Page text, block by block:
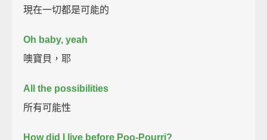
現在一切都是可能的
Oh baby, yeah
噢寶貝，耶
All the possibilities
所有可能性
How did I live before Poo-Pourri?